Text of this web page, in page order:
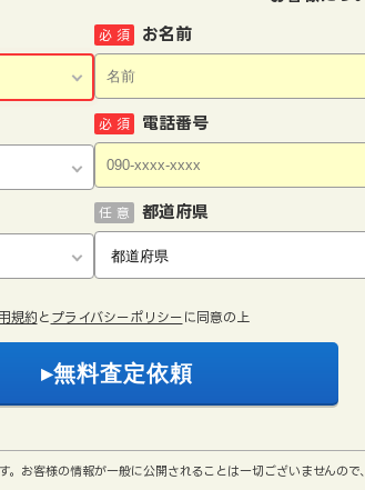
お名前
必 須
電話番号
必 須
都道府県
任 意
規約 と プライバシーポリシー に同意の上
お客様の情報が一般に公開されることは一切ございませんの